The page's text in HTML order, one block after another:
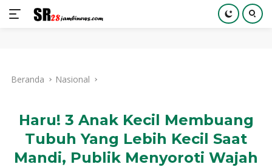
kontenBeranda Nasional
Haru! 3 Anak Kecil Membuang
Tubuh Yang Lebih Kecil Saat
Mandi, Publik Menyoroti Wajah